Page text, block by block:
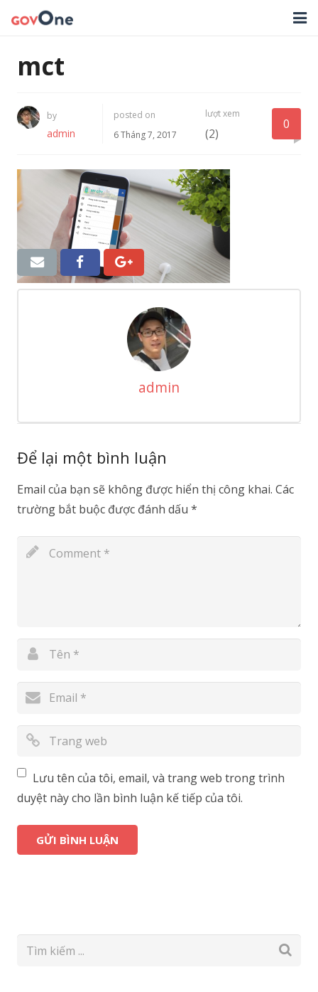
TIN TỨC
TẢI ỨNG DỤNG
NHẬT KÝ CẬP NHẬT PHẦN MỀM
mct
by
admin
posted on
6 Tháng 7, 2017
lượt xem
(2)
0
admin
Để lại một bình luận
Email của bạn sẽ không được hiển thị công khai. Các
trường bắt buộc được đánh dấu *
Lưu tên của tôi, email, và trang web trong trình
duyệt này cho lần bình luận kế tiếp của tôi.